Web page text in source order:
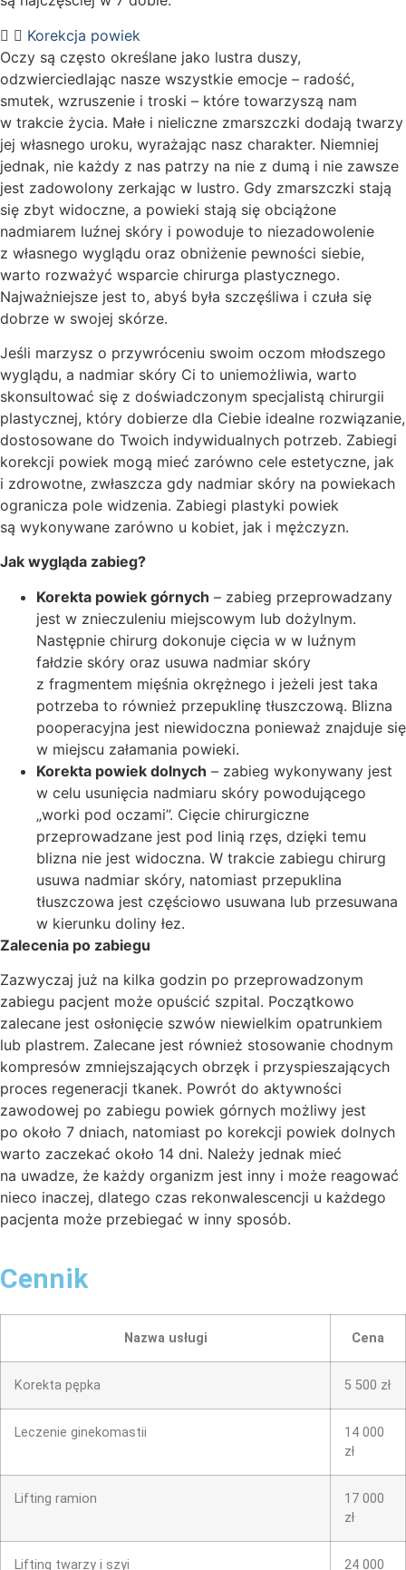
Korekcja powiek
Oczy są często określane jako lustra duszy,
odzwierciedlając nasze wszystkie emocje – radość,
smutek, wzruszenie i troski – które towarzyszą nam
w trakcie życia. Małe i nieliczne zmarszczki dodają twarzy
jej własnego uroku, wyrażając nasz charakter. Niemniej
jednak, nie każdy z nas patrzy na nie z dumą i nie zawsze
jest zadowolony zerkając w lustro. Gdy zmarszczki stają
się zbyt widoczne, a powieki stają się obciążone
nadmiarem luźnej skóry i powoduje to niezadowolenie
z własnego wyglądu oraz obniżenie pewności siebie,
warto rozważyć wsparcie chirurga plastycznego.
Najważniejsze jest to, abyś była szczęśliwa i czuła się
dobrze w swojej skórze.
Jeśli marzysz o przywróceniu swoim oczom młodszego
wyglądu, a nadmiar skóry Ci to uniemożliwia, warto
skonsultować się z doświadczonym specjalistą chirurgii
plastycznej, który dobierze dla Ciebie idealne rozwiązanie,
dostosowane do Twoich indywidualnych potrzeb. Zabiegi
korekcji powiek mogą mieć zarówno cele estetyczne, jak
i zdrowotne, zwłaszcza gdy nadmiar skóry na powiekach
ogranicza pole widzenia. Zabiegi plastyki powiek
są wykonywane zarówno u kobiet, jak i mężczyzn.
Jak wygląda zabieg?
Korekta powiek górnych – zabieg przeprowadzany
jest w znieczuleniu miejscowym lub dożylnym.
Następnie chirurg dokonuje cięcia w w luźnym
fałdzie skóry oraz usuwa nadmiar skóry
z fragmentem mięśnia okrężnego i jeżeli jest taka
potrzeba to również przepuklinę tłuszczową. Blizna
pooperacyjna jest niewidoczna ponieważ znajduje się
w miejscu załamania powieki.
Korekta powiek dolnych – zabieg wykonywany jest
w celu usunięcia nadmiaru skóry powodującego
„worki pod oczami”. Cięcie chirurgiczne
przeprowadzane jest pod linią rzęs, dzięki temu
blizna nie jest widoczna. W trakcie zabiegu chirurg
usuwa nadmiar skóry, natomiast przepuklina
tłuszczowa jest częściowo usuwana lub przesuwana
w kierunku doliny łez.
Zalecenia po zabiegu
Zazwyczaj już na kilka godzin po przeprowadzonym
zabiegu pacjent może opuścić szpital. Początkowo
zalecane jest osłonięcie szwów niewielkim opatrunkiem
lub plastrem. Zalecane jest również stosowanie chodnym
kompresów zmniejszających obrzęk i przyspieszających
proces regeneracji tkanek. Powrót do aktywności
zawodowej po zabiegu powiek górnych możliwy jest
po około 7 dniach, natomiast po korekcji powiek dolnych
warto zaczekać około 14 dni. Należy jednak mieć
na uwadze, że każdy organizm jest inny i może reagować
nieco inaczej, dlatego czas rekonwalescencji u każdego
pacjenta może przebiegać w inny sposób.
Cennik
Nazwa usługi Cena
Korekta pępka 5 500 zł
Leczenie ginekomastii
14 000
zł
Lifting ramion
17 000
zł
Lifting twarzy i szyi
24 000